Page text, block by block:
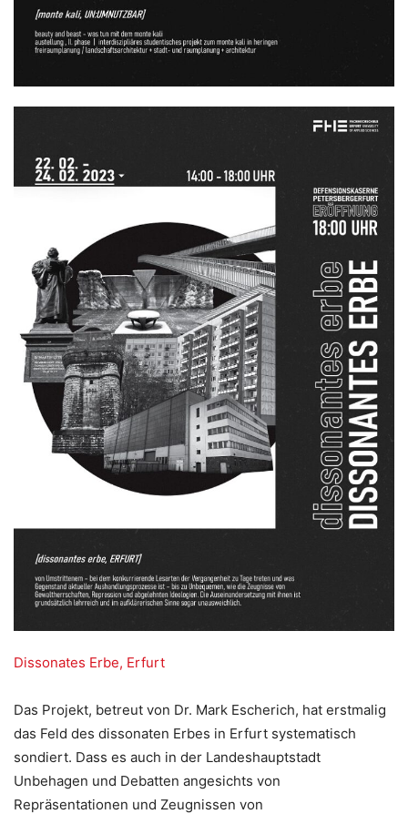
Dissonates Erbe, Erfurt
Das Projekt, betreut von Dr. Mark Escherich, hat erstmalig
das Feld des dissonaten Erbes in Erfurt systematisch
sondiert. Dass es auch in der Landeshauptstadt
Unbehagen und Debatten angesichts von
Repräsentationen und Zeugnissen von